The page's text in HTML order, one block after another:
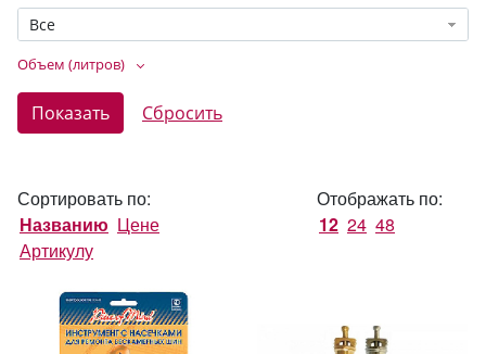
Все
Объем (литров)
Сортировать по:
Названию Цене
Артикулу
Отображать по:
12 24 48